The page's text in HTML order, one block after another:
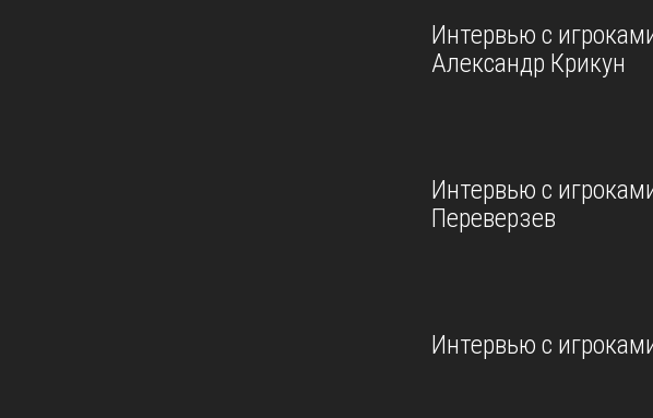
Интервью с
Александр Крикун
Интервью с
Переверзев
Интервью с